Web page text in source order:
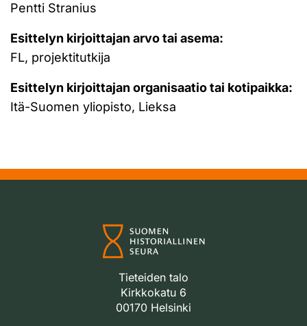
Pentti Stranius
Esittelyn kirjoittajan arvo tai asema:
FL, projektitutkija
Esittelyn kirjoittajan organisaatio tai kotipaikka:
Itä-Suomen yliopisto, Lieksa
Tieteiden talo
Kirkkokatu 6
00170 Helsinki